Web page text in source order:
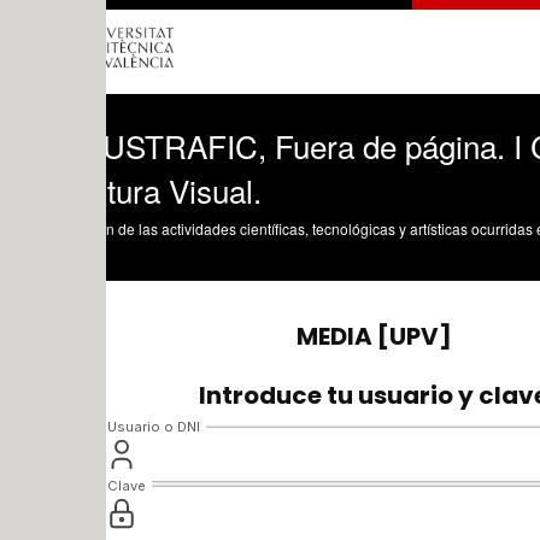
Fuera de página. I
Visual.
de las actividades científicas, tecnológicas y artísticas ocurridas en los tres